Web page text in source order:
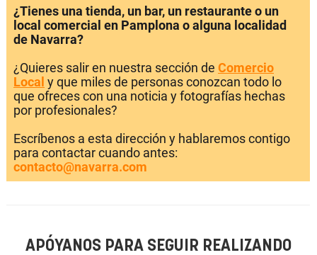
¿Tienes una tienda, un bar, un restaurante o un
local comercial en Pamplona o alguna localidad
de Navarra?
¿Quieres salir en nuestra sección de Comercio
Local y que miles de personas conozcan todo lo
que ofreces con una noticia y fotografías hechas
por profesionales?
Escríbenos a esta dirección y hablaremos contigo
para contactar cuando antes:
contacto@navarra.com
APÓYANOS PARA SEGUIR REALIZANDO